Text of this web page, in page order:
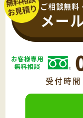
ご相談無料
メー
受付時